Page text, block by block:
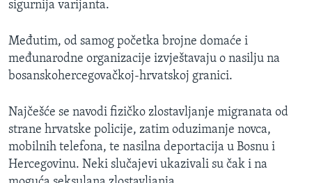
sigurnija varijanta.
Međutim, od samog početka brojne domaće i
međunarodne organizacije izvještavaju o nasilju na
bosanskohercegovačkoj-hrvatskoj granici.
Najčešće se navodi fizičko zlostavljanje migranata od
strane hrvatske policije, zatim oduzimanje novca,
mobilnih telefona, te nasilna deportacija u Bosnu i
Hercegovinu. Neki slučajevi ukazivali su čak i na